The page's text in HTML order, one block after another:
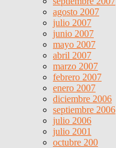
agosto 2007
julio 2007
junio 2007
mayo 2007
abril 2007
marzo 2007
febrero 2007
enero 2007
diciembre 2006
septiembre 2006
julio 2006
julio 2001
octubre 200